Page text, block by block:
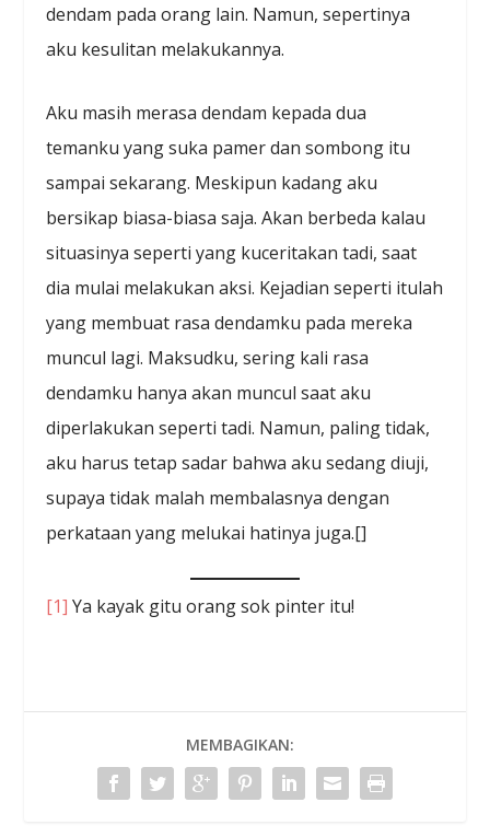
dendam pada orang lain. Namun, sepertinya
aku kesulitan melakukannya.
Aku masih merasa dendam kepada dua
temanku yang suka pamer dan sombong itu
sampai sekarang. Meskipun kadang aku
bersikap biasa-biasa saja. Akan berbeda kalau
situasinya seperti yang kuceritakan tadi, saat
dia mulai melakukan aksi. Kejadian seperti itulah
yang membuat rasa dendamku pada mereka
muncul lagi. Maksudku, sering kali rasa
dendamku hanya akan muncul saat aku
diperlakukan seperti tadi. Namun, paling tidak,
aku harus tetap sadar bahwa aku sedang diuji,
supaya tidak malah membalasnya dengan
perkataan yang melukai hatinya juga.[]
[1] Ya kayak gitu orang sok pinter itu!
MEMBAGIKAN: